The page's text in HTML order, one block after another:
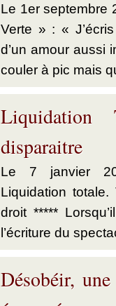
Le 1er septembre
Verte » : «
d’un amour aussi
couler à pic mais
disparaitre
Le 7 janvier
Liquidation
droit *****
l’écriture du
Désobéir,